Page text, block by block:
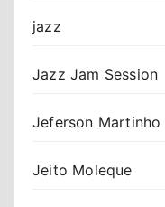
jazz
Jazz Jam Session
Jeferson Martinho
Jeito Moleque